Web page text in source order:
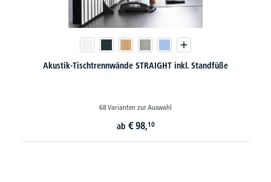
Akustik-Tischtrennwände STRAIGHT inkl. Standfüße
68 Varianten zur Auswahl
ab € 98,10